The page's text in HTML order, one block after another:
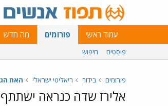
עמוד ראשי פורומים מה חדש
פוסטים חיפוש
פורומים בידור ריאליטי ישראלי האח
אלירז שדה כנראה